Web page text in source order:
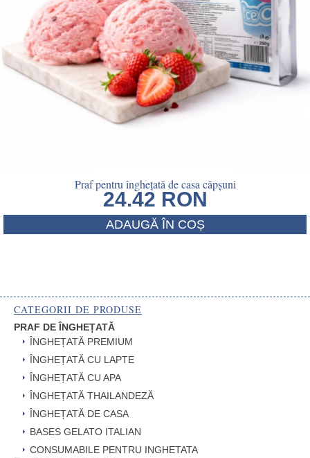
Praf pentru înghețată de casa căpșuni
24.42 RON
ADAUGĂ ÎN COȘ
CATEGORII DE PRODUSE
PRAF DE ÎNGHEȚATĂ
ÎNGHEȚATĂ PREMIUM
ÎNGHEȚATĂ CU LAPTE
ÎNGHEȚATĂ CU APA
ÎNGHEȚATĂ THAILANDEZĂ
ÎNGHEȚATĂ DE CASA
BASES GELATO ITALIAN
CONSUMABILE PENTRU INGHETATA